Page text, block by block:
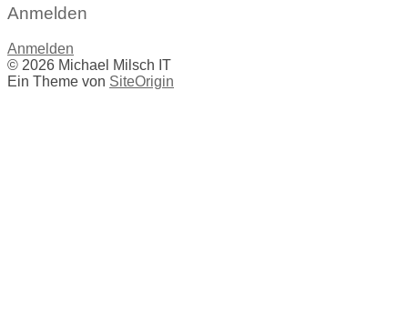
Anmelden
Anmelden
© 2026 Michael Milsch IT
Ein Theme von SiteOrigin